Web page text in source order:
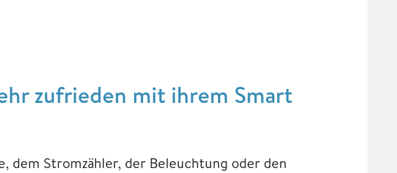
zufrieden mit ihrem Smart
dem Stromzähler, der Beleuchtung oder den